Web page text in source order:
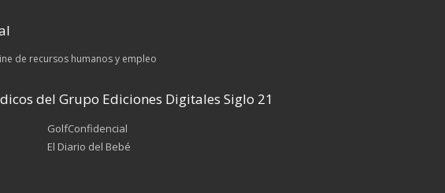
de recursos humanos y empleo
del Grupo Ediciones Digitales Siglo 21
GolfConfidencial
El Diario del Bebé